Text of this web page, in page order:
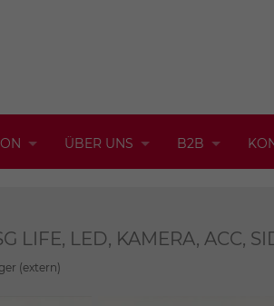
ÜBER UNS B2B
LIFE, LED, KAMERA, ACC,
(extern)